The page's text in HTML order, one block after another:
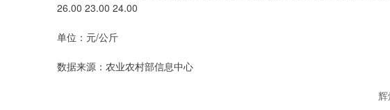
26.00 23.00 24.00
单位：元/公斤
数据来源：农业农村部信息中心
辉